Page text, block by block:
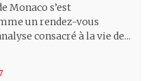
Monaco s’est
un rendez-vous
consacré à la vie de...